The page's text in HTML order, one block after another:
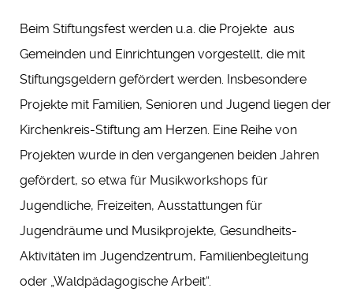
Beim Stiftungsfest werden u.a. die Projekte aus
Gemeinden und Einrichtungen vorgestellt, die mit
Stiftungsgeldern gefördert werden. Insbesondere
Projekte mit Familien, Senioren und Jugend liegen der
Kirchenkreis-Stiftung am Herzen. Eine Reihe von
Projekten wurde in den vergangenen beiden Jahren
gefördert, so etwa für Musikworkshops für
Jugendliche, Freizeiten, Ausstattungen für
Jugendräume und Musikprojekte, Gesundheits-
Aktivitäten im Jugendzentrum, Familienbegleitung
oder „Waldpädagogische Arbeit“.